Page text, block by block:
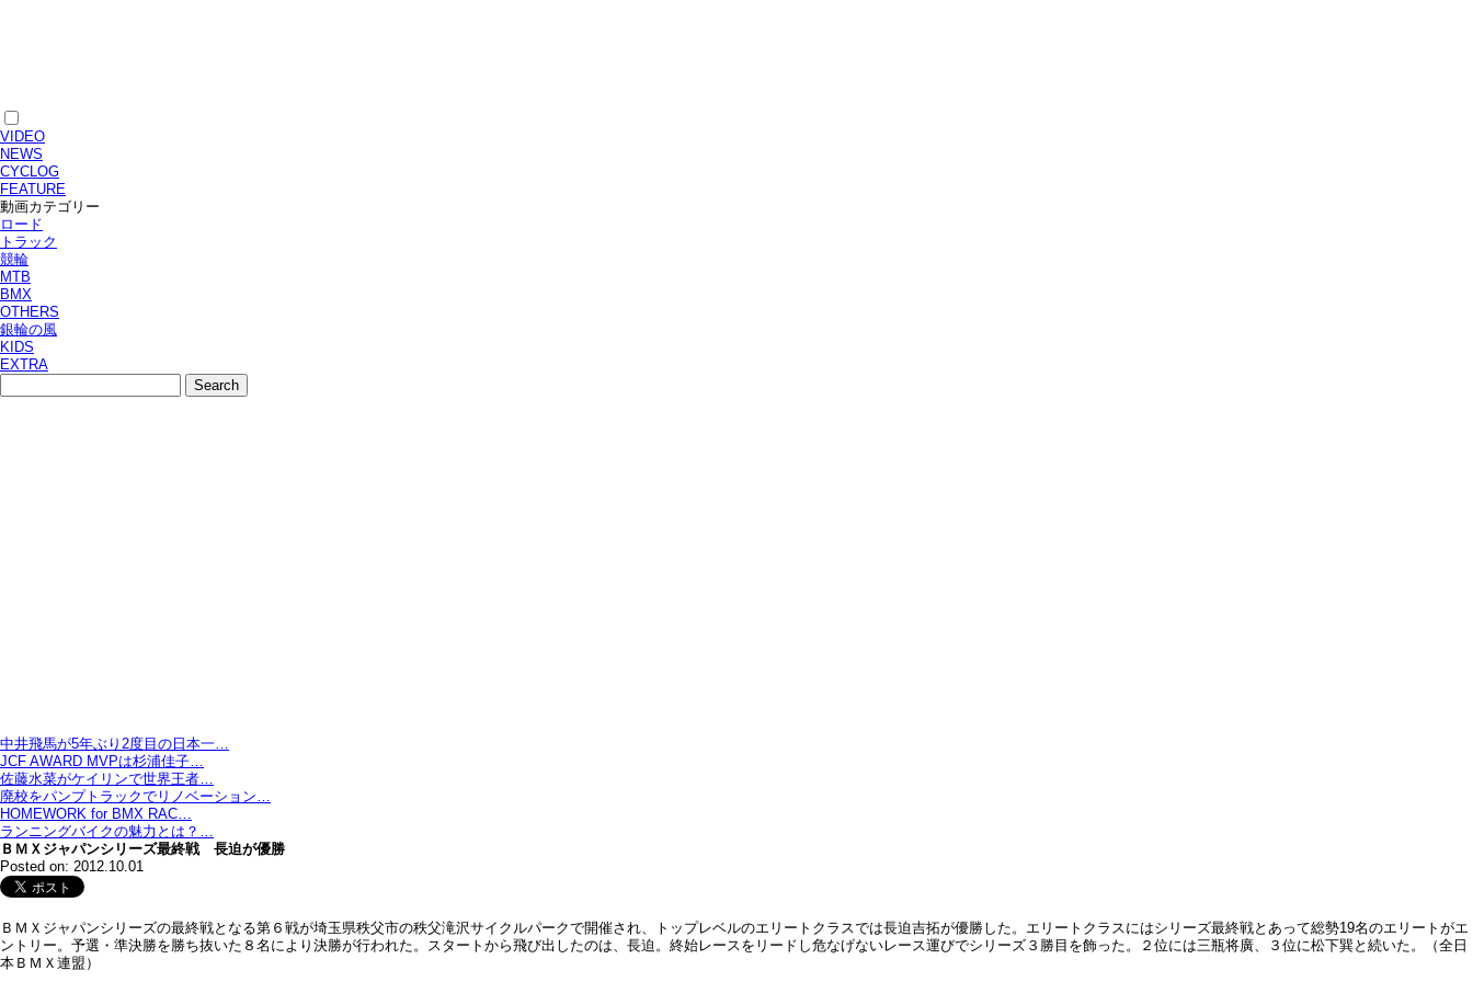
VIDEO
NEWS
CYCLOG
FEATURE
動画カテゴリー
ロード
トラック
競輪
MTB
BMX
OTHERS
銀輪の風
KIDS
EXTRA
中井飛馬が5年ぶり2度目の日本一…
JCF AWARD MVPは杉浦佳子…
佐藤水菜がケイリンで世界王者…
廃校をパンプトラックでリノベーション…
HOMEWORK for BMX RAC…
ランニングバイクの魅力とは？…
ＢＭＸジャパンシリーズ最終戦 長迫が優勝
Posted on: 2012.10.01
ＢＭＸジャパンシリーズの最終戦となる第６戦が埼玉県秩父市の秩父滝沢サイクルパークで開催され、トップレベルのエリートクラスでは長迫吉拓が優勝した。エリートクラスにはシリーズ最終戦とあって総勢19名のエリートがエ
ントリー。予選・準決勝を勝ち抜いた８名により決勝が行われた。スタートから飛び出したのは、長迫。終始レースをリードし危なげないレース運びでシリーズ３勝目を飾った。２位には三瓶将廣、３位に松下巽と続いた。（全日
本ＢＭＸ連盟）